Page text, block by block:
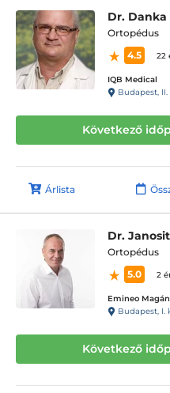
Dr. Danka
Ortopédus
4.5
22
IQB Medical
Budapest, II. kerület,
Következő
Árlista
Dr.
Ortopédus
5.0
2
Emineo
Budapest, I.
Következő